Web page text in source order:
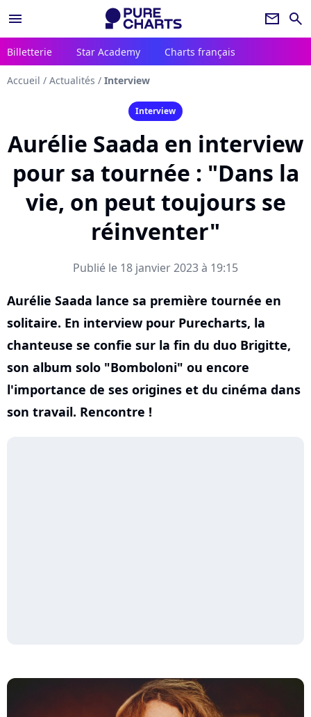
menu newsletter search
Billetterie Star Academy Charts français
Accueil / Actualités / Interview
Interview
Aurélie Saada en interview
pour sa tournée : "Dans la
vie, on peut toujours se
réinventer"
Publié le 18 janvier 2023 à 19:15
Aurélie Saada lance sa première tournée en
solitaire. En interview pour Purecharts, la
chanteuse se confie sur la fin du duo Brigitte,
son album solo "Bomboloni" ou encore
l'importance de ses origines et du cinéma dans
son travail. Rencontre !